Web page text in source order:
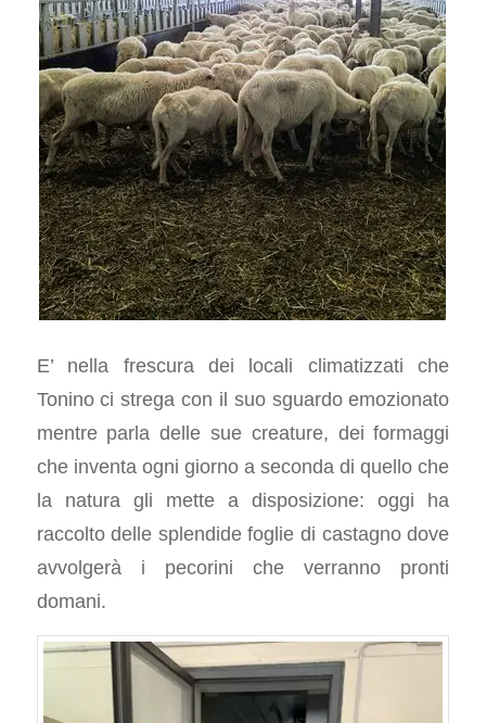
E’ nella frescura dei locali climatizzati che
Tonino ci strega con il suo sguardo emozionato
mentre parla delle sue creature, dei formaggi
che inventa ogni giorno a seconda di quello che
la natura gli mette a disposizione: oggi ha
raccolto delle splendide foglie di castagno dove
avvolgerà i pecorini che verranno pronti
domani.